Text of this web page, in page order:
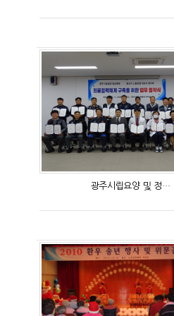
광주시립요양 및 정…